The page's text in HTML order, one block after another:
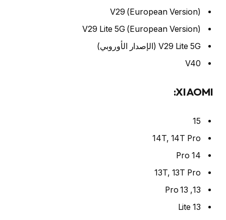
V29 (European Version)
V29 Lite 5G (European Version)
V29 Lite 5G (الإصدار الأوروبي)
V40
XIAOMI:
15
14T, 14T Pro
14 Pro
13T, 13T Pro
13, 13 Pro
13 Lite